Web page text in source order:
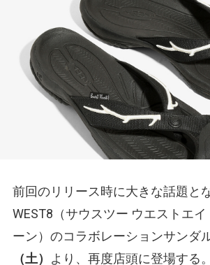
前回のリリース時に大きな話題と
WEST8（サウスツー ウエストエイ
ーン）のコラボレーションサンダル
（土） より、再度店頭に登場する。